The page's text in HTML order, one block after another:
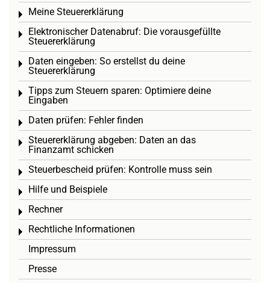
Meine Steuererklärung
Toggle menu
Elektronischer Datenabruf: Die vorausgefüllte
Steuererklärung
Toggle menu
Daten eingeben: So erstellst du deine
Steuererklärung
Toggle menu
Tipps zum Steuern sparen: Optimiere deine
Eingaben
Toggle menu
Daten prüfen: Fehler finden
Toggle menu
Steuererklärung abgeben: Daten an das
Finanzamt schicken
Toggle menu
Steuerbescheid prüfen: Kontrolle muss sein
Toggle menu
Hilfe und Beispiele
Toggle menu
Rechner
Toggle menu
Rechtliche Informationen
Toggle menu
Impressum
Presse